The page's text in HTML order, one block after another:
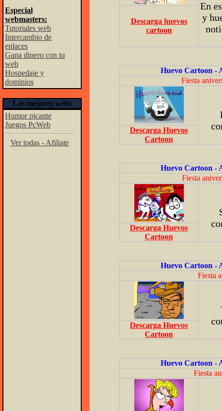
Especial
webmasters:
Tutoriales web
Intercambio de
enlaces
Gana dinero con tu
web
Hospedaje y
dominios
Las mejores webs
Humor picante
Juegos PcWeb
Ver todas - Afiliate
En
y
Descarga huevos
cartoon
Huevo Cartoon -
Fiesta
Descarga Huevos
Cartoon
Huevo Cartoon -
Fiesta
Descarga Huevos
Cartoon
Huevo Cartoon -
Fiesta
Descarga Huevos
Cartoon
Huevo Cartoon -
Fiesta